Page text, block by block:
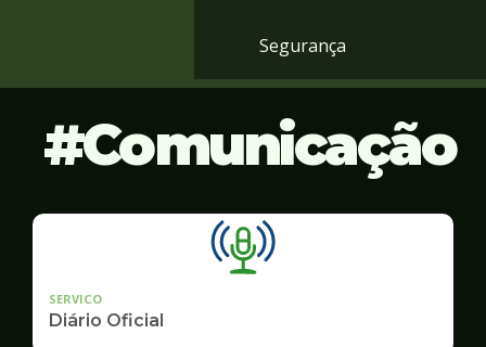
Segurança
Comunicação
SERVICO
Diário Oficial